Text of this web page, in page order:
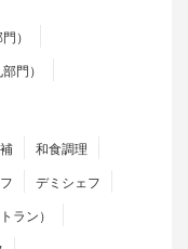
）
門）
和食調理
デミシェフ
ラン）